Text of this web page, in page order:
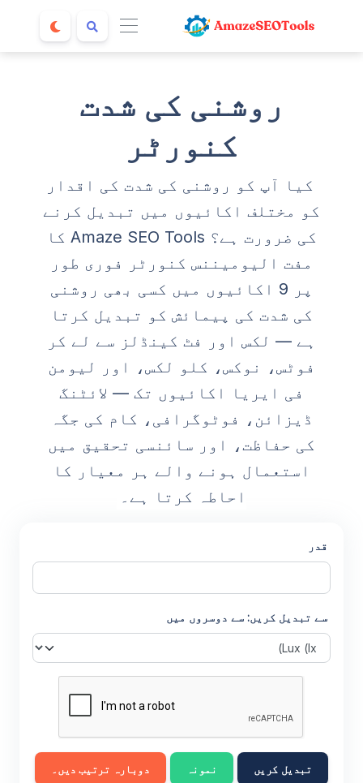
روشنی کی شدت
کنورٹر
کیا آپ کو روشنی کی شدت کی اقدار
کو مختلف اکائیوں میں تبدیل کرنے
کی ضرورت ہے؟ Amaze SEO Tools کا
مفت الیومیننس کنورٹر فوری طور
پر 9 اکائیوں میں کسی بھی روشنی
کی شدت کی پیمائش کو تبدیل کرتا
ہے — لکس اور فٹ کینڈلز سے لے کر
فوٹس، نوکس، کلو لکس، اور لیومن
فی ایریا اکائیوں تک — لائٹنگ
ڈیزائن، فوٹوگرافی، کام کی جگہ
کی حفاظت، اور سائنسی تحقیق میں
استعمال ہونے والے ہر معیار کا
احاطہ کرتا ہے۔
قدر
سے تبدیل کریں: سے دوسروں میں
تبدیل کریں نمونہ دوبارہ ترتیب دیں۔